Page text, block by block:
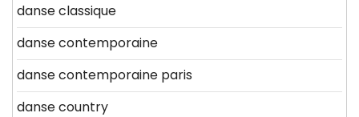
danse classique
danse contemporaine
danse contemporaine paris
danse country